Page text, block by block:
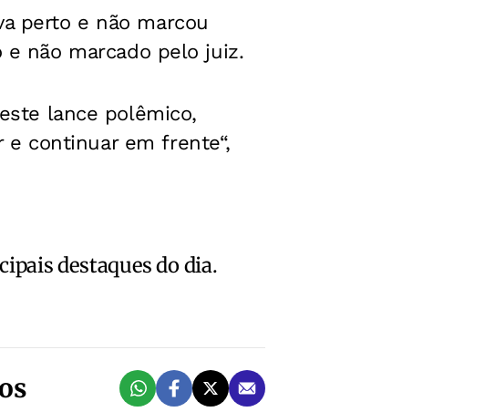
perto e não marcou
não marcado pelo juiz.
lance polêmico,
e continuar em frente“,
destaques do dia.